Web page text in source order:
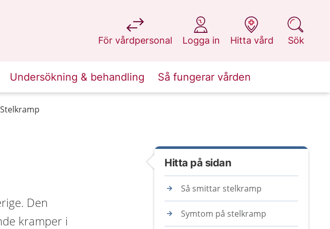
För vårdpersonal
på 1177.se
Logga in
på 1177.se
Hitta vård
på 1177.se
Sök
på 1177.se
Undersökning & behandling Så fungerar vården
Stelkramp
Den
kramper i
Hitta på sidan
Så smittar stelkramp
Symtom på stelkramp